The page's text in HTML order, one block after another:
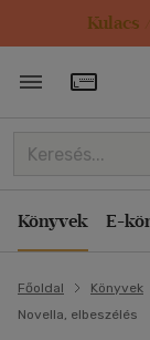
Kulacs
Könyvek E-
Főoldal Könyvek
Novella, elbeszélés